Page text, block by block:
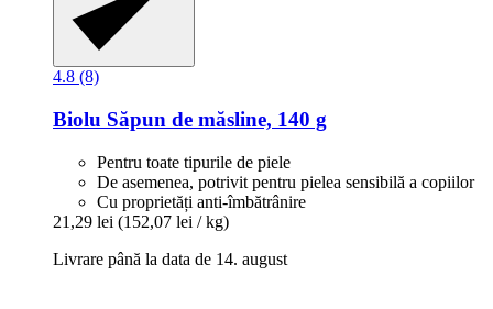
4.8 (8)
Biolu Săpun de măsline, 140 g
Pentru toate tipurile de piele
De asemenea, potrivit pentru pielea sensibilă a copiilor
Cu proprietăți anti-îmbătrânire
21,29 lei (152,07 lei / kg)
Livrare până la data de 14. august